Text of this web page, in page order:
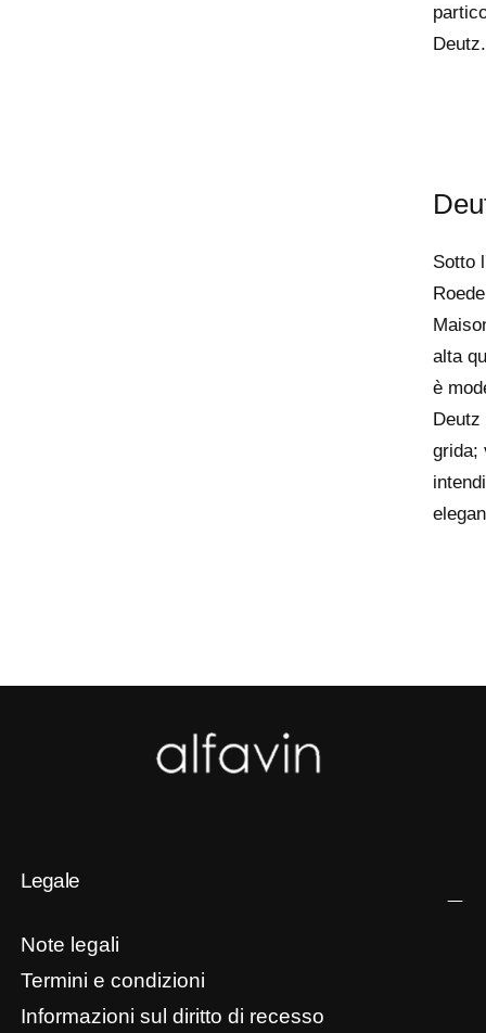
Deutz.
Sotto
alta
è
Deutz
grida;
Legale
Note legali
Termini e condizioni
Informazioni sul diritto di recesso